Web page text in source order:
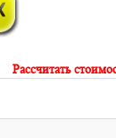
Рассчитать